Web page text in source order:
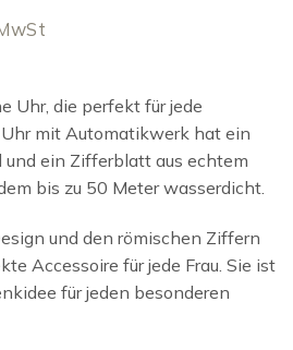
Uhr, die perfekt für jede
mit Automatikwerk hat ein
und ein Zifferblatt aus echtem
bis zu 50 Meter wasserdicht.
und den römischen Ziffern
Accessoire für jede Frau. Sie ist
für jeden besonderen